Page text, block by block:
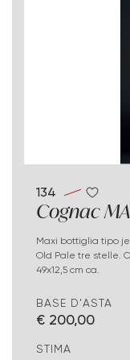
134
Cognac
Maxi bottiglia tipo jeroboam vuota di Cognac MARTELL Very
Old Pale tre stelle.
49x12,5 cm ca.
BASE D'ASTA
€ 200,00
STIMA